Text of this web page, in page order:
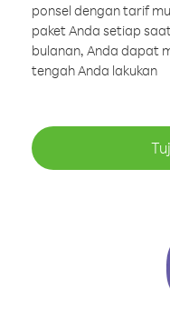
ponsel dengan tarif
paket Anda setiap
bulanan, Anda dapat
tengah Anda lakukan